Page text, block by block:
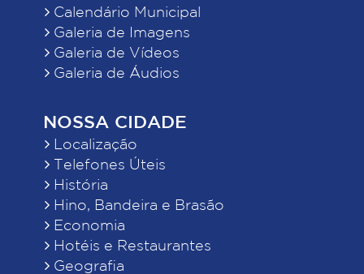
Calendário Municipal
Galeria de Imagens
Galeria de Vídeos
Galeria de Áudios
NOSSA CIDADE
Localização
Telefones Úteis
História
Hino, Bandeira e Brasão
Economia
Hotéis e Restaurantes
Geografia